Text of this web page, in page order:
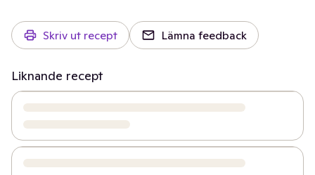
Skriv ut recept Lämna feedback
Liknande recept